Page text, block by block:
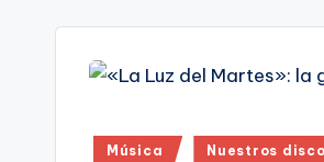
Publicado
Música Nuestros